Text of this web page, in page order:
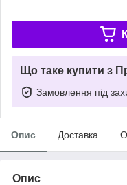
Що таке купити з
Замовлення під
Опис Доставка
Опис